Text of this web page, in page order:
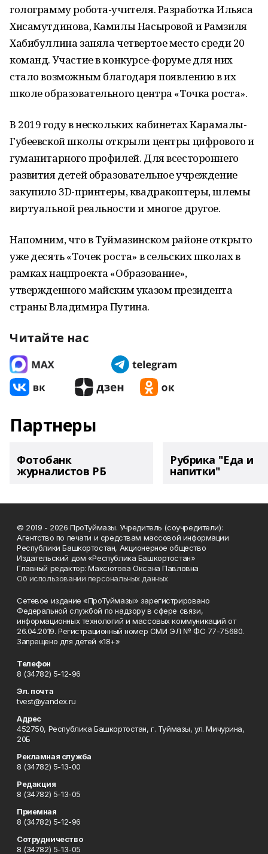
голограмму робота-учителя. Разработка Ильяса
Хисамутдинова, Камилы Насыровой и Рамзиля
Хабибуллина заняла четвертое место среди 20
команд. Участие в конкурсе-форуме для них
стало возможным благодаря появлению в их
школе образовательного центра «Точка роста».
В 2019 году в нескольких кабинетах Карамалы-
Губеевской школы открыли центры цифрового и
гуманитарного профилей. Для всестороннего
развития детей образовательное учреждение
закупило 3D-принтеры, квадракоптеры, шлемы
виртуальной реальности и многое другое.
Напомним, что в Туймазинском районе открыто
уже десять «Точек роста» в сельских школах в
рамках нацпроекта «Образование»,
утвержденного майским указом президента
страны Владимира Путина.
Читайте нас
Партнеры
Фотобанк
журналистов РБ
Рубрика "Еда и
напитки"
© 2019 - 2026 ПроТуймазы. Учредитель (соучредители):
Агентство по печати и средствам массовой информации
Республики Башкортостан, Акционерное общество
Издательский дом «Республика Башкортостан»
Главный редактор: Максютова Оксана Павловна
Об использовании персональных данных
Сетевое издание «ПроТуймазы» зарегистрировано
Федеральной службой по надзору в сфере связи,
информационных технологий и массовых коммуникаций от
26.04.2019. Регистрационный номер СМИ ЭЛ № ФС 77-75680.
Запрещено для детей «18+»
Телефон
8 (34782) 5-12-96
Эл. почта
tvest@yandex.ru
Адрес
452750, Республика Башкортостан, г. Туймазы, ул. Мичурина,
20Б
Рекламная служба
8 (34782) 5-13-00
Редакция
8 (34782) 5-13-05
Приемная
8 (34782) 5-12-96
Сотрудничество
8 (34782) 5-13-05